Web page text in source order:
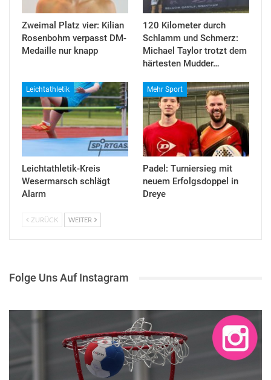
Zweimal Platz vier: Kilian
Rosenbohm verpasst DM-
Medaille nur knapp
120 Kilometer durch
Schlamm und Schmerz:
Michael Taylor trotzt dem
härtesten Mudder…
Leichtathletik
Leichtathletik-Kreis
Wesermarsch schlägt
Alarm
Mehr Sport
Padel: Turniersieg mit
neuem Erfolgsdoppel in
Dreye
ZURÜCK WEITER
Folge Uns Auf Instagram